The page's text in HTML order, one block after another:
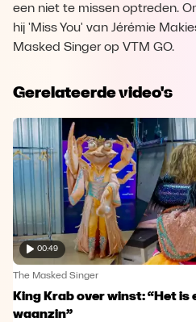
een niet te missen optreden.
hij 'Miss You' van Jérémie
Masked Singer op VTM GO.
Gerelateerde video's
00:49
The Masked Singer
King Krab over winst: “Het is
waanzin”